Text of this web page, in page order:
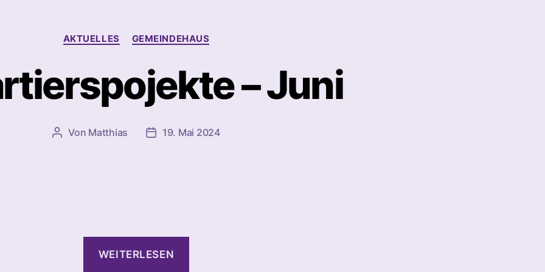
Kategorien
AKTUELLES GEMEINDEHAUS
– Juni
Beitragsautor
Von Matthias Beitragsdatum
19. Mai 2024
WEITERLESEN